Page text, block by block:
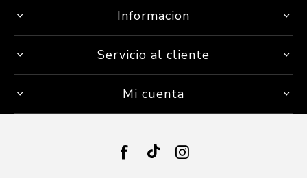
Informacion
Servicio al cliente
Mi cuenta